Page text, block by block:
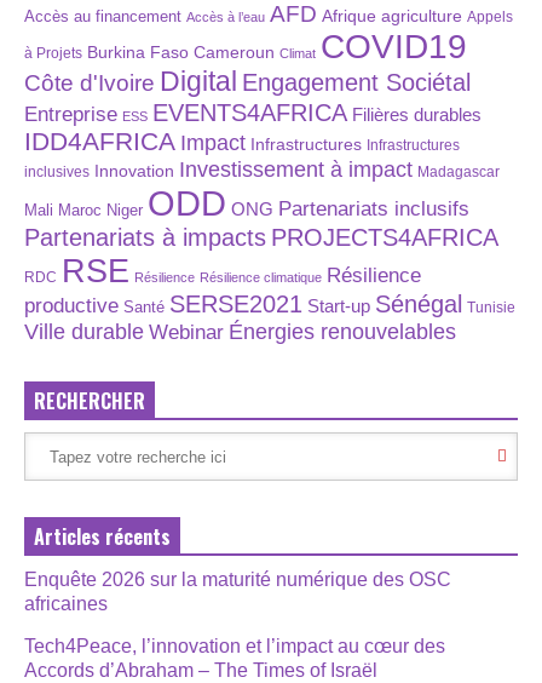
Accès au financement Accès à l’eau AFD Afrique agriculture Appels
à Projets Burkina Faso Cameroun Climat COVID19
Côte d'Ivoire Digital Engagement Sociétal
Entreprise ESS EVENTS4AFRICA Filières durables
IDD4AFRICA Impact Infrastructures Infrastructures
inclusives Innovation Investissement à impact Madagascar
Mali Maroc Niger ODD ONG Partenariats inclusifs
Partenariats à impacts PROJECTS4AFRICA
RDC RSE Résilience Résilience climatique Résilience
productive Santé SERSE2021 Start-up Sénégal Tunisie
Ville durable Webinar Énergies renouvelables
RECHERCHER
Articles récents
Enquête 2026 sur la maturité numérique des OSC
africaines
Tech4Peace, l’innovation et l’impact au cœur des
Accords d’Abraham – The Times of Israël